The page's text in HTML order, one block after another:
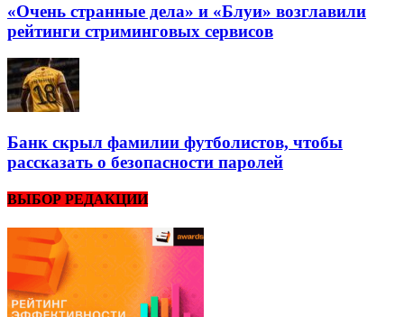
«Очень странные дела» и «Блуи» возглавили
рейтинги стриминговых сервисов
Банк скрыл фамилии футболистов, чтобы
рассказать о безопасности паролей
ВЫБОР РЕДАКЦИИ